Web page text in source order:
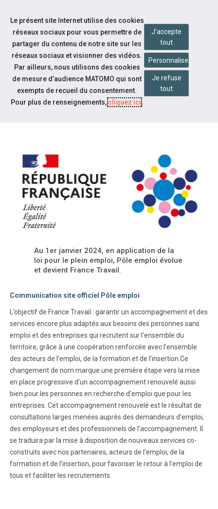
Aller au contenu
Notre actualité
PÔLE EMPLOI DEVIENT FRANCE
Au 1er janvier 2024, en application de la
loi pour le plein emploi, Pôle emploi évolue
et devient France Travail.
Communication site officiel Pôle emploi
L’objectif de France Travail : garantir un accompagnement et des
services encore plus adaptés aux besoins des personnes sans
emploi et des entreprises qui recrutent sur l’ensemble du
territoire, grâce à une coopération renforcée avec l’ensemble
des acteurs de l’emploi, de la formation et de l’insertion.Ce
changement de nom marque une première étape vers la mise
en place progressive d’un accompagnement renouvelé aussi
bien pour les personnes en recherche d’emploi que pour les
entreprises. Cet accompagnement renouvelé est le résultat de
consultations larges menées auprès des demandeurs d’emploi,
des employeurs et des professionnels de l’accompagnement. Il
se traduira par la mise à disposition de nouveaux services co-
construits avec nos partenaires, acteurs de l’emploi, de la
formation et de l’insertion, pour favoriser le retour à l’emploi de
tous et faciliter les recrutements.
Le présent site Internet utilise des cookies
réseaux sociaux pour vous permettre de
partager du contenu de notre site sur les
réseaux sociaux et visionner des vidéos.
Par ailleurs, nous utilisons des cookies
de mesure d’audience MATOMO qui sont
exempts de recueil du consentement.
Pour plus de renseignements,cliquez ici.
J'accepte
tout
Personnaliser
Je refuse
tout